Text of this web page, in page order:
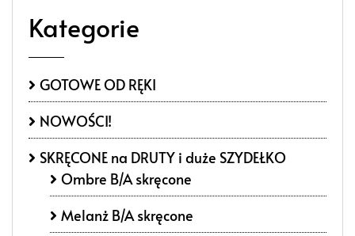
Kategorie
GOTOWE OD RĘKI
NOWOŚCI!
SKRĘCONE na DRUTY i duże SZYDEŁKO
Ombre B/A skręcone
Melanż B/A skręcone